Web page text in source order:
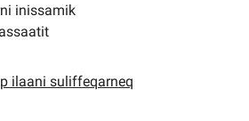
inissamik
ilaani suliffeqarneq